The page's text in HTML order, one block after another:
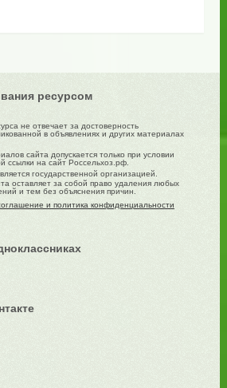
ресурсом
не отвечает за достоверность
в объявлениях и других материалах
сайта допускается только при условии
ссылки на сайт Россельхоз.рф.
государственной организацией.
оставляет за собой право удаления любых
и тем без объяснения причин.
и политика конфиденциальности